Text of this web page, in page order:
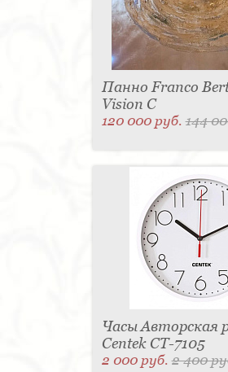
Панно Franco
Vision С
120 000 руб.144
Часы Авторская
Centek CT-7105
2 000 руб.2 400